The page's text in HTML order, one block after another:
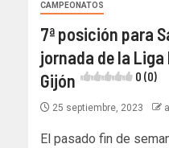
CAMPEONATOS
7ª posición para
jornada de la Liga
Gijón
0 (0)
25 septiembre, 2023
El pasado fin de